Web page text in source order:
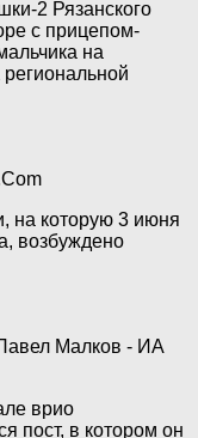
2 Рязанского
с прицепом-
на
на которую 3 июня
возбуждено
врио
пост, в котором он